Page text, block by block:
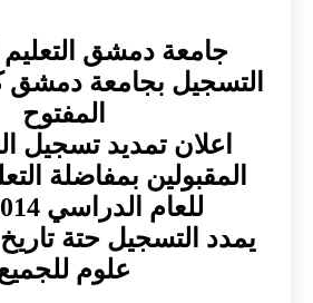
جامعة دمشق التعليم
التسجيل بجامعة دمشق
المفتوح
اعلان تمديد تسجيل
المقبولين بمفاضلة
للعام الدراسي 2014-2015
يمدد التسجيل حتة تاريخ 11/12/2014
علوم